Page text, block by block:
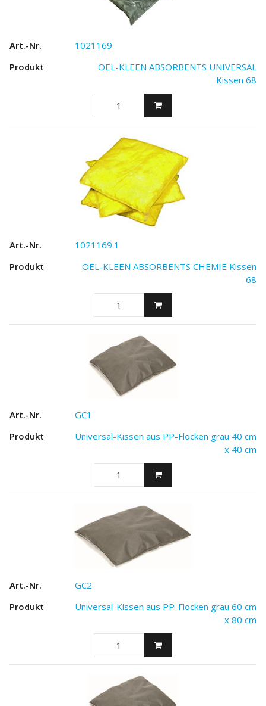
1021169
OEL-KLEEN ABSORBENTS UNIVERSAL
Kissen 68
1021169.1
OEL-KLEEN ABSORBENTS CHEMIE Kissen
68
GC1
Universal-Kissen aus PP-Flocken grau 40 cm
x 40 cm
GC2
Universal-Kissen aus PP-Flocken grau 60 cm
x 80 cm